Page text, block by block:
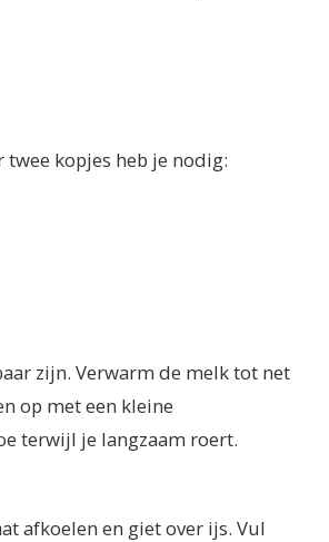
kopjes heb je nodig:
zijn. Verwarm de melk tot net
op met een kleine
terwijl je langzaam roert.
afkoelen en giet over ijs. Vul